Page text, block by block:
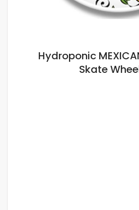
Hydroponic
Skate